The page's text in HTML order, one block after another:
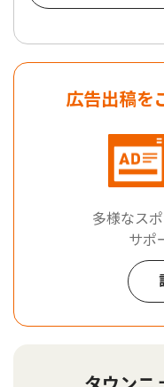
広告出稿を
多様なス
サポ